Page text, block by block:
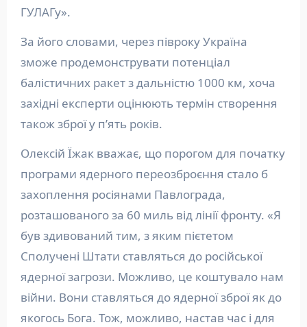
ГУЛАГу».
За його словами, через півроку Україна
зможе продемонструвати потенціал
балістичних ракет з дальністю 1000 км, хоча
західні експерти оцінюють термін створення
також зброї у п’ять років.
Олексій Їжак вважає, що порогом для початку
програми ядерного переозброєння стало б
захоплення росіянами Павлограда,
розташованого за 60 миль від лінії фронту. «Я
був здивований тим, з яким пієтетом
Сполучені Штати ставляться до російської
ядерної загрози. Можливо, це коштувало нам
війни. Вони ставляться до ядерної зброї як до
якогось Бога. Тож, можливо, настав час і для